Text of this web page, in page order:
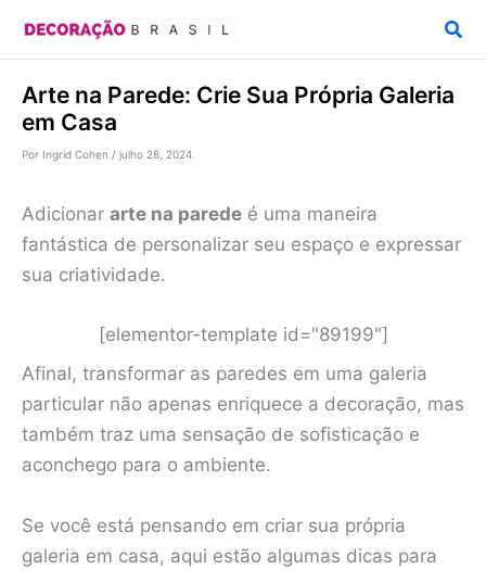
conteúdo
Arte na Parede: Crie Sua Própria Galeria
em Casa
Por Ingrid Cohen / julho 28, 2024
Adicionar arte na parede é uma maneira
fantástica de personalizar seu espaço e expressar
sua criatividade.
[elementor-template id="89199"]
Afinal, transformar as paredes em uma galeria
particular não apenas enriquece a decoração, mas
também traz uma sensação de sofisticação e
aconchego para o ambiente.
Se você está pensando em criar sua própria
galeria em casa, aqui estão algumas dicas para